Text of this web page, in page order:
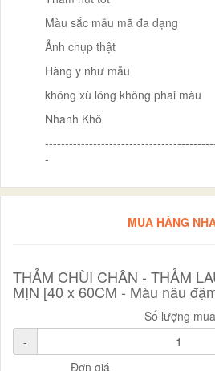
Màu sắc mẫu mã đa dạng
Ảnh chụp thật
Hàng y như mẫu
không xù lông không phai màu
Nhanh Khô
-
MUA HÀNG
THẢM CHÙI CHÂN - THẢM
MỊN [40 x 60CM - Màu nâu
Số lượng mua
-
Đơn giá